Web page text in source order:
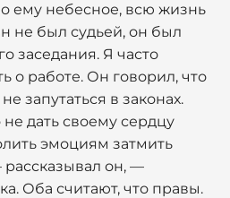
ему небесное, всю жизнь
не был судьей, он был
заседания. Я часто
о работе. Он говорил, что
запутаться в законах.
дать своему сердцу
эмоциям затмить
рассказывал он, —
Оба считают, что правы.